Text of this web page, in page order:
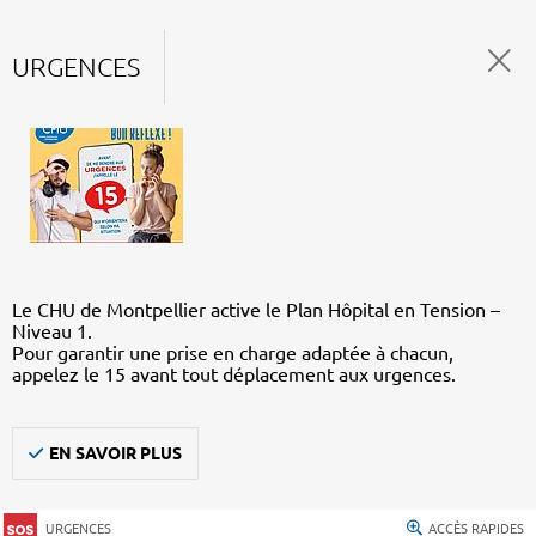
URGENCES
Le CHU de Montpellier active le Plan Hôpital en Tension –
Niveau 1.
Pour garantir une prise en charge adaptée à chacun,
appelez le 15 avant tout déplacement aux urgences.
EN SAVOIR PLUS
URGENCES ACCÈS RAPIDES